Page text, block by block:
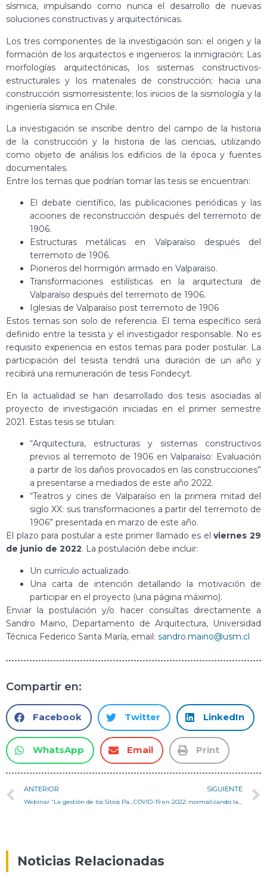
sísmica, impulsando como nunca el desarrollo de nuevas
soluciones constructivas y arquitectónicas.
Los tres componentes de la investigación son: el origen y la
formación de los arquitectos e ingenieros: la inmigración; Las
morfologías arquitectónicas, los sistemas constructivos-
estructurales y los materiales de construcción; hacia una
construcción sismorresistente; los inicios de la sismología y la
ingeniería sísmica en Chile.
La investigación se inscribe dentro del campo de la historia
de la construcción y la historia de las ciencias, utilizando
como objeto de análisis los edificios de la época y fuentes
documentales.
Entre los temas que podrían tomar las tesis se encuentran:
El debate científico, las publicaciones periódicas y las
acciones de reconstrucción después del terremoto de
1906.
Estructuras metálicas en Valparaíso después del
terremoto de 1906.
Pioneros del hormigón armado en Valparaíso.
Transformaciones estilísticas en la arquitectura de
Valparaíso después del terremoto de 1906.
Iglesias de Valparaíso post terremoto de 1906
Estos temas son solo de referencia. El tema específico será
definido entre la tesista y el investigador responsable. No es
requisito experiencia en estos temas para poder postular. La
participación del tesista tendrá una duración de un año y
recibirá una remuneración de tesis Fondecyt.
En la actualidad se han desarrollado dos tesis asociadas al
proyecto de investigación iniciadas en el primer semestre
2021. Estas tesis se titulan:
“Arquitectura, estructuras y sistemas constructivos
previos al terremoto de 1906 en Valparaíso: Evaluación
a partir de los daños provocados en las construcciones”
a presentarse a mediados de este año 2022.
“Teatros y cines de Valparaíso en la primera mitad del
siglo XX: sus transformaciones a partir del terremoto de
1906” presentada en marzo de este año.
El plazo para postular a este primer llamado es elviernes 29
de junio de 2022. La postulación debe incluir:
Un currículo actualizado.
Una carta de intención detallando la motivación de
participar en el proyecto (una página máximo).
Enviar la postulación y/o hacer consultas directamente a
Sandro Maino, Departamento de Arquitectura, Universidad
Técnica Federico Santa María, email: sandro.maino@usm.cl
Compartir en:
Facebook Twitter LinkedIn
WhatsApp Email Print
ANTERIOR SIGUIENTE
Noticias Relacionadas